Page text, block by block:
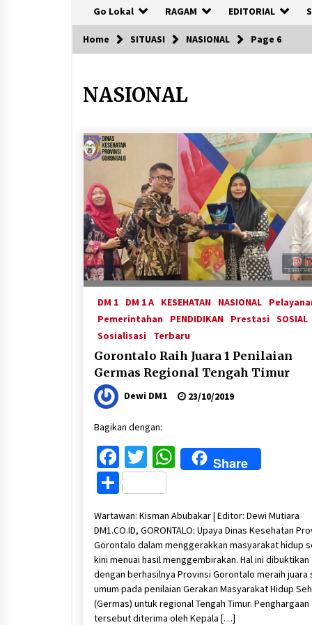
Go Lokal RAGAM EDITORIAL
Home SITUASI NASIONAL Page 6
NASIONAL
DM 1 DM 1 A KESEHATAN NASIONAL
Pemerintahan
PENDIDIKAN Prestasi SOSIAL
Sosialisasi
Terbaru
Gorontalo Raih Juara 1 Penilaian
Germas Regional Tengah Timur
Dewi DM1 23/10/2019
Bagikan dengan:
Facebook
Twitter
WhatsApp
Share
Share
Wartawan: Kisman Abubakar | Editor: Dewi Mutiara
DM1.CO.ID, GORONTALO: Upaya Dinas Kesehatan
Gorontalo dalam menggerakkan masyarakat hidup
kini menuai hasil menggembirakan. Hal ini dibuktikan
dengan berhasilnya Provinsi Gorontalo meraih juara
umum pada penilaian Gerakan Masyarakat Hidup
(Germas) untuk regional Tengah Timur. Penghargaan
tersebut diterima oleh Kepala […]